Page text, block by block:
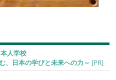
人学校
、日本の学びと未来への力～ [PR]